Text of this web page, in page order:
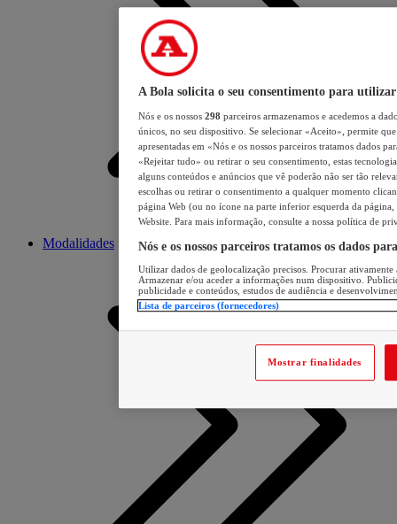
Modalidades
A Bola solicita o seu consentimento para utilizar
Nós e os nossos 298 parceiros armazenamos e acedemos a
únicos, no seu dispositivo. Se selecionar «Aceito», permite
apresentadas em «Nós e os nossos parceiros tratamos dados
«Rejeitar tudo» ou retirar o seu consentimento, estas
alguns conteúdos e anúncios que vê poderão não ser tão
escolhas ou retirar o consentimento a qualquer momento
página Web (ou no ícone na parte inferior esquerda da página,
Website. Para mais informação, consulte a nossa política de
Nós e os nossos parceiros tratamos os dados
Utilizar dados de geolocalização precisos. Procurar
Armazenar e/ou aceder a informações num dispositivo.
publicidade e conteúdos, estudos de audiência e
Lista de parceiros (fornecedores)
Mostrar finalidades